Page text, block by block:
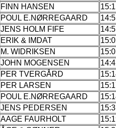
FINN HANSEN
POUL E.NØRREGAARD
JENS HOLM FIFE
ERIK & IMDAT
M. WIDRIKSEN
JOHN MOGENSEN
PER TVERGÅRD
PER LARSEN
POUL E.NØRREGAARD
JENS PEDERSEN
AAGE FAURHOLT